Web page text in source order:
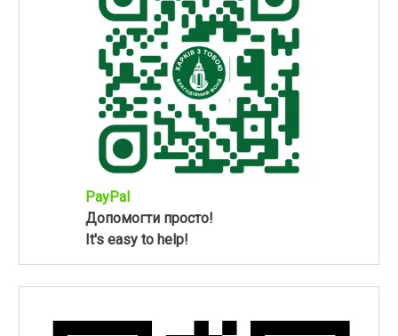
PayPal
Допомогти просто!
It's easy to help!